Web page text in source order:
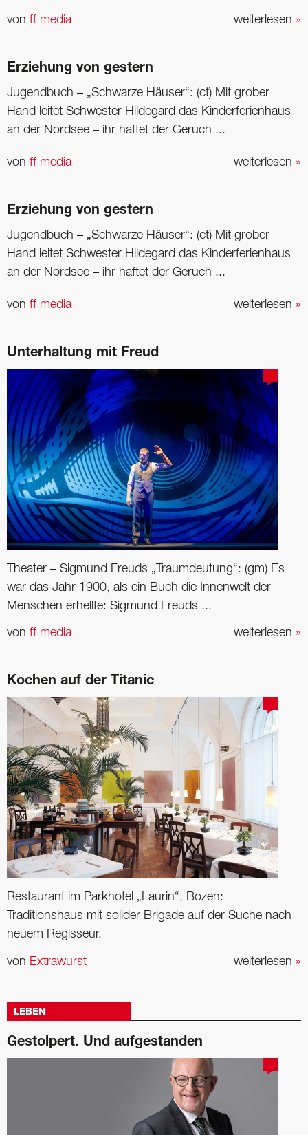
weiterlesen »
von ff media
Erziehung von gestern
Jugendbuch – „Schwarze Häuser“: (ct) Mit grober
Hand leitet Schwester Hildegard das Kinderferienhaus
an der Nordsee – ihr haftet der Geruch ...
weiterlesen »
von ff media
Erziehung von gestern
Jugendbuch – „Schwarze Häuser“: (ct) Mit grober
Hand leitet Schwester Hildegard das Kinderferienhaus
an der Nordsee – ihr haftet der Geruch ...
weiterlesen »
von ff media
Unterhaltung mit Freud
Theater – Sigmund Freuds „Traumdeutung“: (gm) Es
war das Jahr 1900, als ein Buch die Innenwelt der
Menschen erhellte: Sigmund Freuds ...
weiterlesen »
von ff media
Kochen auf der Titanic
Restaurant im Parkhotel „Laurin“, Bozen:
Traditionshaus mit solider Brigade auf der Suche nach
neuem Regisseur.
weiterlesen »
von Extrawurst
LEBEN
Gestolpert. Und aufgestanden